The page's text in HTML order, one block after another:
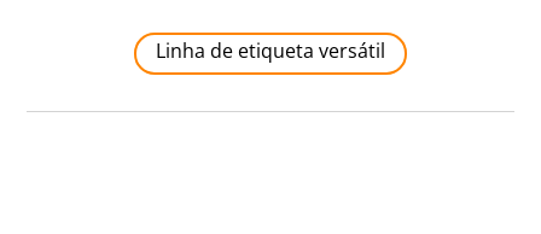
Linha de etiqueta versátil